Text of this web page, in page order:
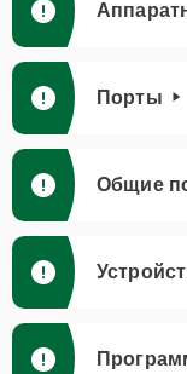
Порты
Общие